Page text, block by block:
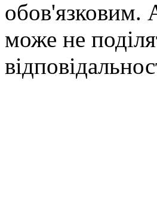
обов'язковим.
може не